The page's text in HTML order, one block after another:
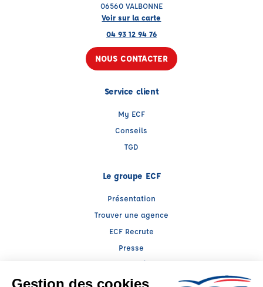
06560 VALBONNE
Voir sur la carte
04 93 12 94 76
NOUS CONTACTER
Service client
My ECF
Conseils
TGD
Le groupe ECF
Présentation
Trouver une agence
ECF Recrute
Presse
Actualités